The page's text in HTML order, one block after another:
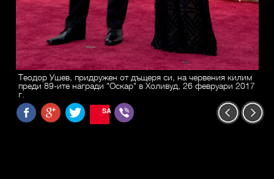
Теодор Ушев, придружен от дъщеря си, на червения килим
преди 89-ите награди "Оскар" в Холивуд, 26 февруари 2017
г.
SAVE